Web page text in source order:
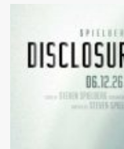
participará
da
29ª
Mostra
de
Cinema